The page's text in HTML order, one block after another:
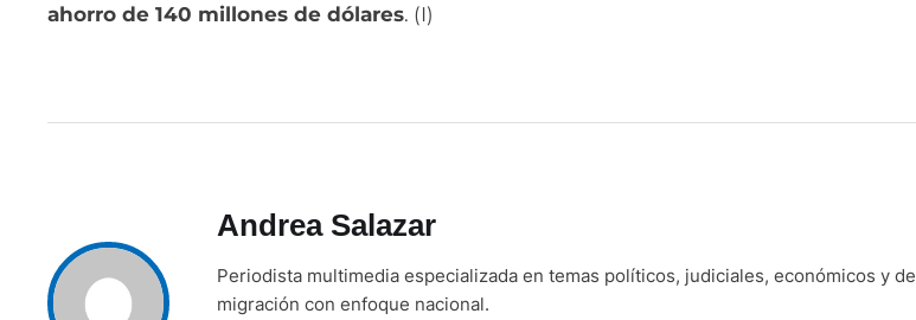
ahorro de 140 millones de dólares. (I)
Andrea Salazar
Periodista multimedia especializada en temas políticos, judiciales, económicos y de
migración con enfoque nacional.